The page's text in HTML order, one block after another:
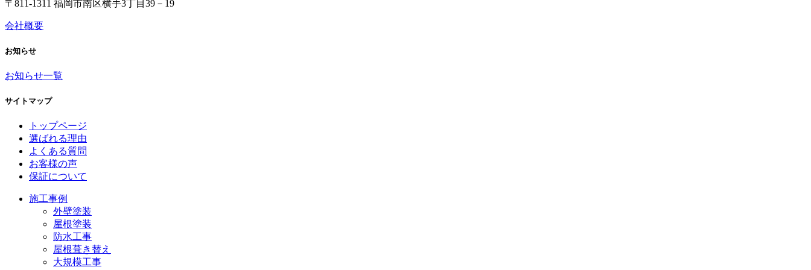
〒811-1311 福岡市南区横手3丁目39－19
会社概要
お知らせ
お知らせ一覧
サイトマップ
トップページ
選ばれる理由
よくある質問
お客様の声
保証について
施工事例
外壁塗装
屋根塗装
防水工事
屋根葺き替え
大規模工事